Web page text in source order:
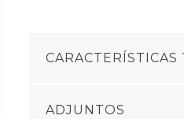
CARACTERÍSTICAS
ADJUNTOS